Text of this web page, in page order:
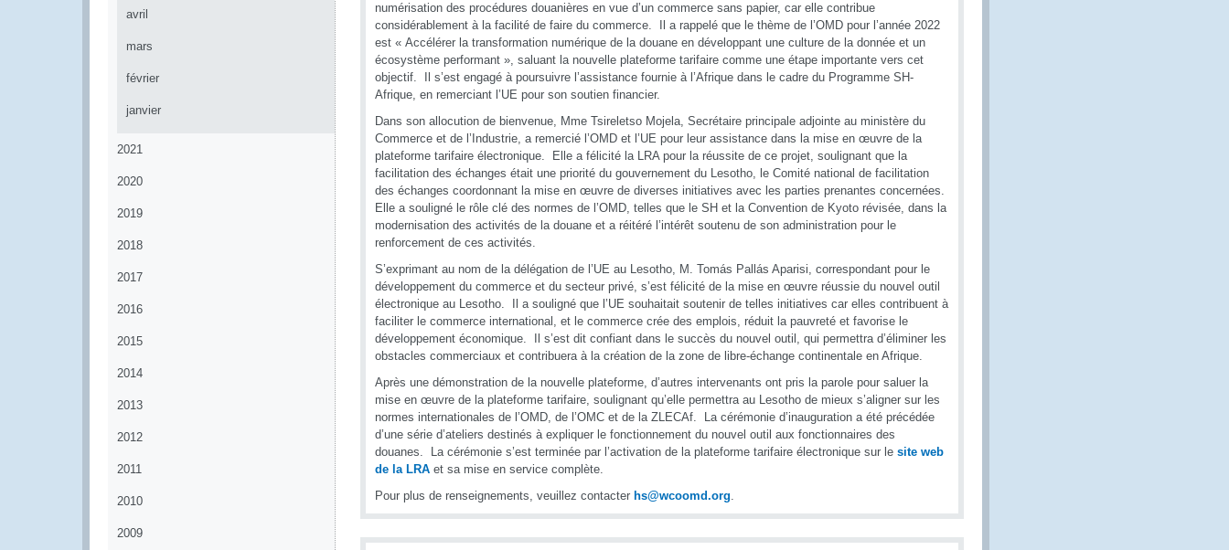
avril
mars
février
janvier
2021
2020
2019
2018
2017
2016
2015
2014
2013
2012
2011
2010
2009
numérisation des procédures douanières en vue d’un commerce sans papier, car elle contribue
considérablement à la facilité de faire du commerce. Il a rappelé que le thème de l’OMD pour l’année 2022
est « Accélérer la transformation numérique de la douane en développant une culture de la donnée et un
écosystème performant », saluant la nouvelle plateforme tarifaire comme une étape importante vers cet
objectif. Il s’est engagé à poursuivre l’assistance fournie à l’Afrique dans le cadre du Programme SH-
Afrique, en remerciant l’UE pour son soutien financier.
Dans son allocution de bienvenue, Mme Tsireletso Mojela, Secrétaire principale adjointe au ministère du
Commerce et de l’Industrie, a remercié l’OMD et l’UE pour leur assistance dans la mise en œuvre de la
plateforme tarifaire électronique. Elle a félicité la LRA pour la réussite de ce projet, soulignant que la
facilitation des échanges était une priorité du gouvernement du Lesotho, le Comité national de facilitation
des échanges coordonnant la mise en œuvre de diverses initiatives avec les parties prenantes concernées.
Elle a souligné le rôle clé des normes de l’OMD, telles que le SH et la Convention de Kyoto révisée, dans la
modernisation des activités de la douane et a réitéré l’intérêt soutenu de son administration pour le
renforcement de ces activités.
S’exprimant au nom de la délégation de l’UE au Lesotho, M. Tomás Pallás Aparisi, correspondant pour le
développement du commerce et du secteur privé, s’est félicité de la mise en œuvre réussie du nouvel outil
électronique au Lesotho. Il a souligné que l’UE souhaitait soutenir de telles initiatives car elles contribuent à
faciliter le commerce international, et le commerce crée des emplois, réduit la pauvreté et favorise le
développement économique. Il s’est dit confiant dans le succès du nouvel outil, qui permettra d’éliminer les
obstacles commerciaux et contribuera à la création de la zone de libre-échange continentale en Afrique.
Après une démonstration de la nouvelle plateforme, d’autres intervenants ont pris la parole pour saluer la
mise en œuvre de la plateforme tarifaire, soulignant qu’elle permettra au Lesotho de mieux s’aligner sur les
normes internationales de l’OMD, de l’OMC et de la ZLECAf. La cérémonie d’inauguration a été précédée
d’une série d’ateliers destinés à expliquer le fonctionnement du nouvel outil aux fonctionnaires des
douanes. La cérémonie s’est terminée par l’activation de la plateforme tarifaire électronique sur le site web
de la LRA et sa mise en service complète.
Pour plus de renseignements, veuillez contacter hs@wcoomd.org.